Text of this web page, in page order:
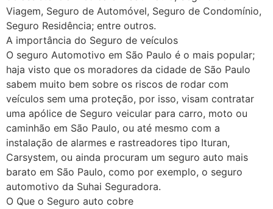
Viagem, Seguro de Automóvel, Seguro de Condomínio,
Seguro Residência; entre outros.
A importância do Seguro de veículos
O seguro Automotivo em São Paulo é o mais popular;
haja visto que os moradores da cidade de São Paulo
sabem muito bem sobre os riscos de rodar com
veículos sem uma proteção, por isso, visam contratar
uma apólice de Seguro veicular para carro, moto ou
caminhão em São Paulo, ou até mesmo com a
instalação de alarmes e rastreadores tipo Ituran,
Carsystem, ou ainda procuram um seguro auto mais
barato em São Paulo, como por exemplo, o seguro
automotivo da Suhai Seguradora.
O Que o Seguro auto cobre